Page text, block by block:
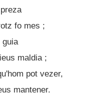
fo mes ;
guia
maldia ;
pot vezer,
mantener.